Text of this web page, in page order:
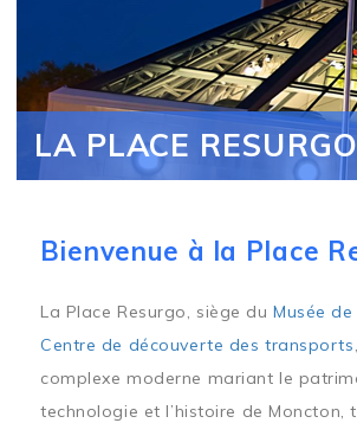
LA PLACE RESURGO
Bienvenue à la Place
La Place Resurgo, siège duMusée
Centre de découverte des transports
complexe moderne mariant le
technologie et l’histoire de